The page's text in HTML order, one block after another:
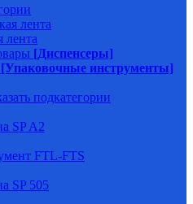
лента
лента
[Диспенсеры]
[Упаковочные инструменты]
подкатегории
SP A2
FTL-FTS
SP 505